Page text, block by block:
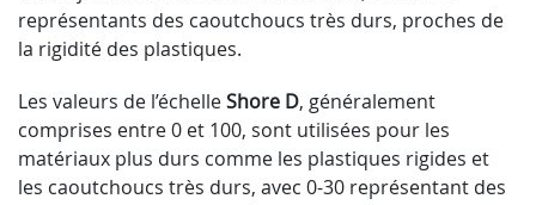
représentants des caoutchoucs très durs, proches de
la rigidité des plastiques.
Les valeurs de l’échelleShore D, généralement
comprises entre 0 et 100, sont utilisées pour les
matériaux plus durs comme les plastiques rigides et
les caoutchoucs très durs, avec 0-30 représentant des